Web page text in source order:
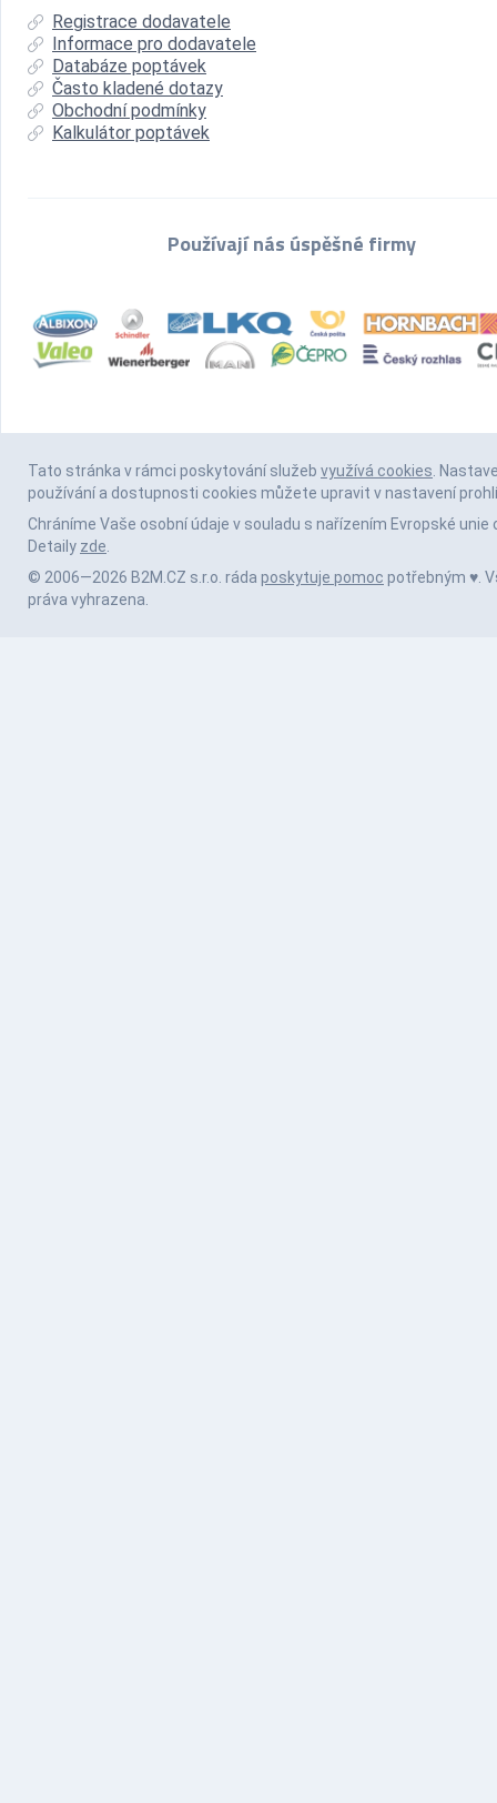
Registrace dodavatele
Informace pro dodavatele
Databáze poptávek
Často kladené dotazy
Obchodní podmínky
Kalkulátor poptávek
Používají nás úspěšné firmy
Tato stránka v rámci poskytování služeb využívá cookies.
používání a dostupnosti cookies můžete upravit v nastavení
Chráníme Vaše osobní údaje v souladu s nařízením Evropské unie
Detaily zde.
© 2006—2026 B2M.CZ s.r.o. ráda poskytuje pomoc potřebným ♥️.
práva vyhrazena.